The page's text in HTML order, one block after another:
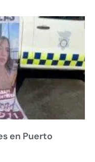
en Puerto